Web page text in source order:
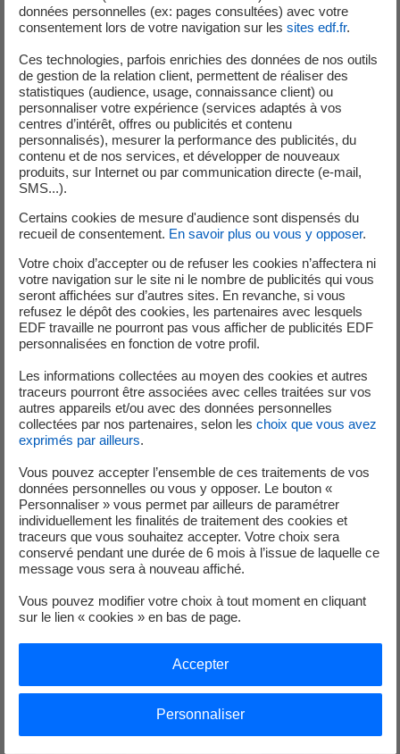
Autonome dans son organisation.
La formation
Nous recrutons des profils jeunes diplômés et
expérimentés. Le candidat doit être titulaire d'un diplôme
national de master, d'un diplôme d'ingénieur ou d'école de
commerce visé bac +5 par le Ministère de l'
Nationale.
Ils vous parlent de leur métier
Entrez dans les coulisses d'EDF Entreprises
données personnelles (ex: pages consultées) avec votre
consentement lors de votre navigation sur les sites edf.fr.
Ces technologies, parfois enrichies des données de nos outils
de gestion de la relation client, permettent de réaliser des
statistiques (audience, usage, connaissance client) ou
personnaliser votre expérience (services adaptés à vos
centres d’intérêt, offres ou publicités et contenu
personnalisés), mesurer la performance des publicités, du
contenu et de nos services, et développer de nouveaux
produits, sur Internet ou par communication directe (e-mail,
SMS...).
Certains cookies de mesure d'audience sont dispensés du
recueil de consentement. En savoir plus ou vous y opposer.
Votre choix d’accepter ou de refuser les cookies n’affectera ni
votre navigation sur le site ni le nombre de publicités qui vous
seront affichées sur d’autres sites. En revanche, si vous
refusez le dépôt des cookies, les partenaires avec lesquels
EDF travaille ne pourront pas vous afficher de publicités EDF
personnalisées en fonction de votre profil.
Les informations collectées au moyen des cookies et autres
traceurs pourront être associées avec celles traitées sur vos
autres appareils et/ou avec des données personnelles
collectées par nos partenaires, selon les choix que vous avez
exprimés par ailleurs.
Vous pouvez accepter l’ensemble de ces traitements de vos
données personnelles ou vous y opposer. Le bouton «
Personnaliser » vous permet par ailleurs de paramétrer
individuellement les finalités de traitement des cookies et
traceurs que vous souhaitez accepter. Votre choix sera
conservé pendant une durée de 6 mois à l’issue de laquelle ce
message vous sera à nouveau affiché.
Vous pouvez modifier votre choix à tout moment en cliquant
sur le lien « cookies » en bas de page.
Personnaliser
Accepter